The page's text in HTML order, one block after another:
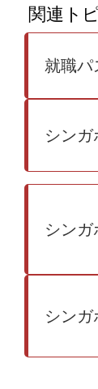
関連ト
就職パ
シン
シン
シン